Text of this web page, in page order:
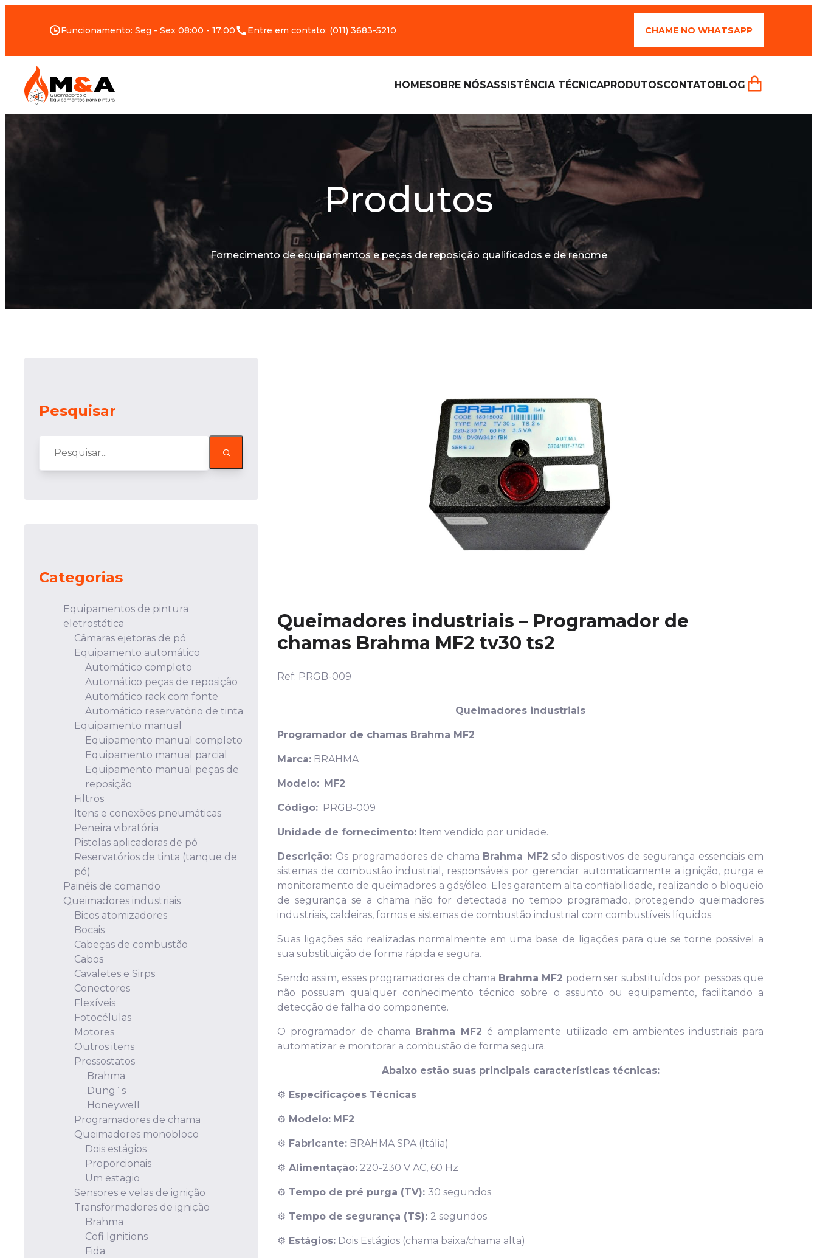
Funcionamento: Seg - Sex 08:00 - 17:00 Entre em contato: (011) 3683-5210 CHAME NO WHATSAPP
HOMESOBRE NÓSASSISTÊNCIA TÉCNICAPRODUTOSCONTATOBLOG
Produtos
Fornecimento de equipamentos e peças de reposição qualificados e de renome
Pesquisar
Categorias
Equipamentos de pintura
eletrostática
Câmaras ejetoras de pó
Equipamento automático
Automático completo
Automático peças de reposição
Automático rack com fonte
Automático reservatório de tinta
Equipamento manual
Equipamento manual completo
Equipamento manual parcial
Equipamento manual peças de
reposição
Filtros
Itens e conexões pneumáticas
Peneira vibratória
Pistolas aplicadoras de pó
Reservatórios de tinta (tanque de
pó)
Painéis de comando
Queimadores industriais
Bicos atomizadores
Bocais
Cabeças de combustão
Cabos
Cavaletes e Sirps
Conectores
Flexíveis
Fotocélulas
Motores
Outros itens
Pressostatos
.Brahma
.Dung´s
.Honeywell
Programadores de chama
Queimadores monobloco
Dois estágios
Proporcionais
Um estagio
Sensores e velas de ignição
Transformadores de ignição
Brahma
Cofi Ignitions
Fida
Queimadores industriais – Programador de
chamas Brahma MF2 tv30 ts2
Ref: PRGB-009
Queimadores industriais
Programador de chamas Brahma MF2
Marca: BRAHMA
Modelo: MF2
Código: PRGB-009
Unidade de fornecimento: Item vendido por unidade.
Descrição: Os programadores de chama Brahma MF2 são dispositivos de segurança essenciais em
sistemas de combustão industrial, responsáveis por gerenciar automaticamente a ignição, purga e
monitoramento de queimadores a gás/óleo. Eles garantem alta confiabilidade, realizando o bloqueio
de segurança se a chama não for detectada no tempo programado, protegendo queimadores
industriais, caldeiras, fornos e sistemas de combustão industrial com combustíveis líquidos.
Suas ligações são realizadas normalmente em uma base de ligações para que se torne possível a
sua substituição de forma rápida e segura.
Sendo assim, esses programadores de chama Brahma MF2 podem ser substituídos por pessoas que
não possuam qualquer conhecimento técnico sobre o assunto ou equipamento, facilitando a
detecção de falha do componente.
O programador de chama Brahma MF2 é amplamente utilizado em ambientes industriais para
automatizar e monitorar a combustão de forma segura.
Abaixo estão suas principais características técnicas:
⚙️ Especificações Técnicas
⚙️ Modelo: MF2
⚙️ Fabricante: BRAHMA SPA (Itália)
⚙️ Alimentação: 220-230 V AC, 60 Hz
⚙️ Tempo de pré purga (TV): 30 segundos
⚙️ Tempo de segurança (TS): 2 segundos
⚙️ Estágios: Dois Estágios (chama baixa/chama alta)